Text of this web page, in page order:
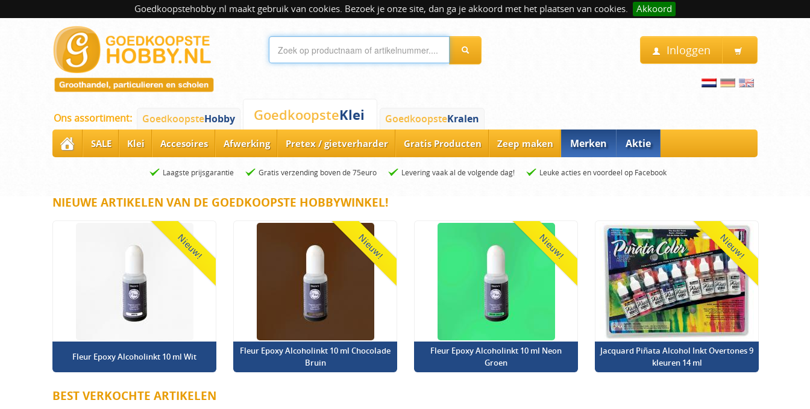
Goedkoopstehobby.nl maakt gebruik van cookies. Bezoek je onze site, dan ga je akkoord met het plaatsen van cookies. Akkoord
Inloggen
Ons assortiment: GoedkoopsteHobby GoedkoopsteKlei GoedkoopsteKralen
SALE Klei Accesoires Afwerking Pretex / gietverharder Gratis Producten Zeep maken Merken Aktie
Laagste prijsgarantie Gratis verzending boven de 75euro Levering vaak al de volgende dag! Leuke acties en voordeel op Facebook
NIEUWE ARTIKELEN VAN DE GOEDKOOPSTE HOBBYWINKEL!
Nieuw!
Fleur Epoxy Alcoholinkt 10 ml Wit
Nieuw!
Fleur Epoxy Alcoholinkt 10 ml Chocolade
Bruin
Nieuw!
Fleur Epoxy Alcoholinkt 10 ml Neon
Groen
Nieuw!
Jacquard Piñata Alcohol Inkt Overtones 9
kleuren 14 ml
BEST VERKOCHTE ARTIKELEN